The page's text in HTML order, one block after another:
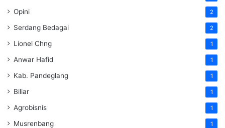
Opini 2
Serdang Bedagai 2
Lionel Chng 1
Anwar Hafid 1
Kab. Pandeglang 1
Biliar 1
Agrobisnis 1
Musrenbang 1